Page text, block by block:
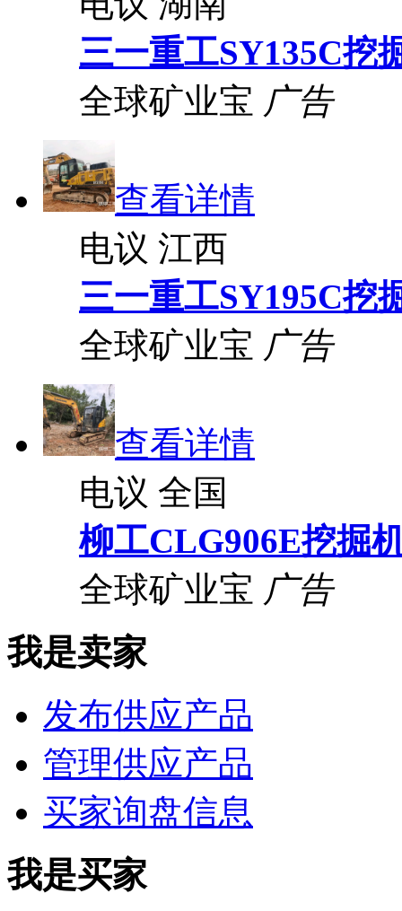
三一重工SY135C挖
全球矿业宝 广告
查看详情
电议 江西
三一重工SY195C挖
全球矿业宝 广告
查看详情
电议 全国
柳工CLG906E挖掘
全球矿业宝 广告
我是卖家
发布供应产品
管理供应产品
买家询盘信息
我是买家